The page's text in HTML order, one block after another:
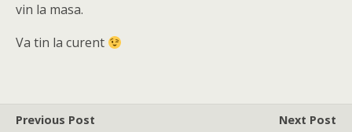
vin la masa.
Va tin la curent
Previous Post
Next Post